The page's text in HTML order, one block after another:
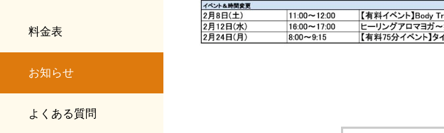
料金表
お知らせ
よくある質問